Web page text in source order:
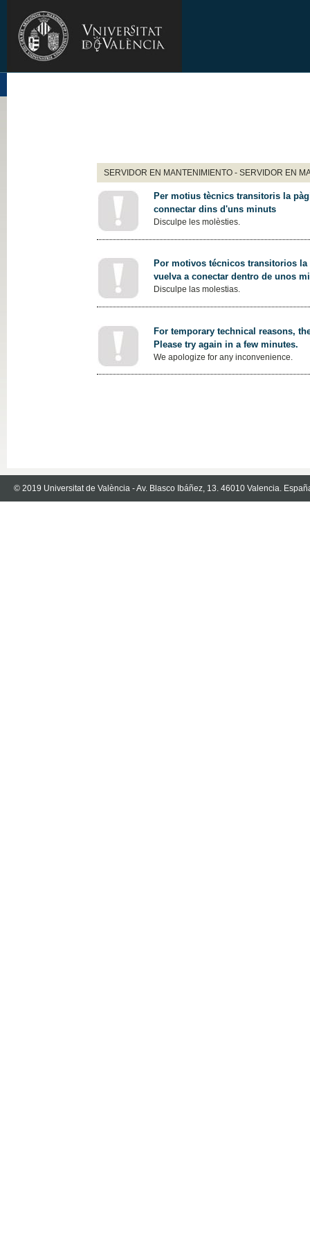
SERVIDOR EN MANTENIMIENTO - SERVIDOR EN
Per motius tècnics transitoris la
connectar dins d'uns minuts
Disculpe les molèsties.
Por motivos técnicos transitorios
vuelva a conectar dentro de unos
Disculpe las molestias.
For temporary technical reasons,
Please try again in a few minutes.
We apologize for any inconvenience.
© 2019 Universitat de València - Av. Blasco Ibáñez, 13. 46010 Valencia.